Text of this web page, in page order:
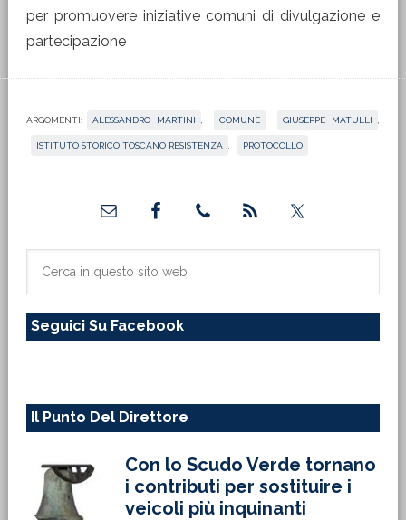
per promuovere iniziative comuni di divulgazione e
partecipazione
ARGOMENTI: ALESSANDRO MARTINI COMUNE GIUSEPPE MATULLI
ISTITUTO STORICO TOSCANO RESISTENZA PROTOCOLLO
primaria
sito
Seguici Su Facebook
Il Punto Del Direttore
Con lo Scudo Verde tornano
i contributi per sostituire i
veicoli più inquinanti